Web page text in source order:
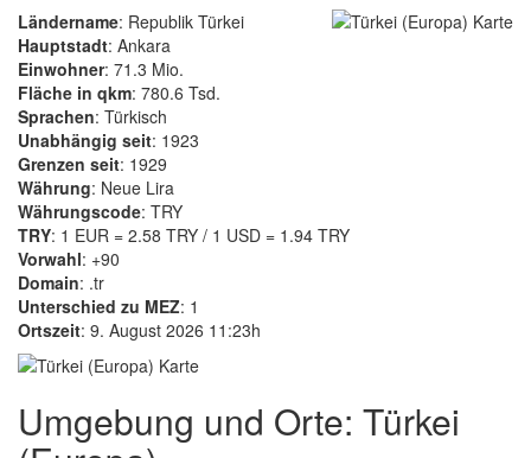
Ländername: Republik Türkei
Hauptstadt: Ankara
Einwohner: 71.3 Mio.
Fläche in qkm: 780.6 Tsd.
Sprachen: Türkisch
Unabhängig seit: 1923
Grenzen seit: 1929
Währung: Neue Lira
Währungscode: TRY
TRY: 1 EUR = 2.58 TRY / 1 USD = 1.94 TRY
Vorwahl: +90
Domain: .tr
Unterschied zu MEZ: 1
Ortszeit: 9. August 2026 11:23h
Umgebung und Orte: Türkei